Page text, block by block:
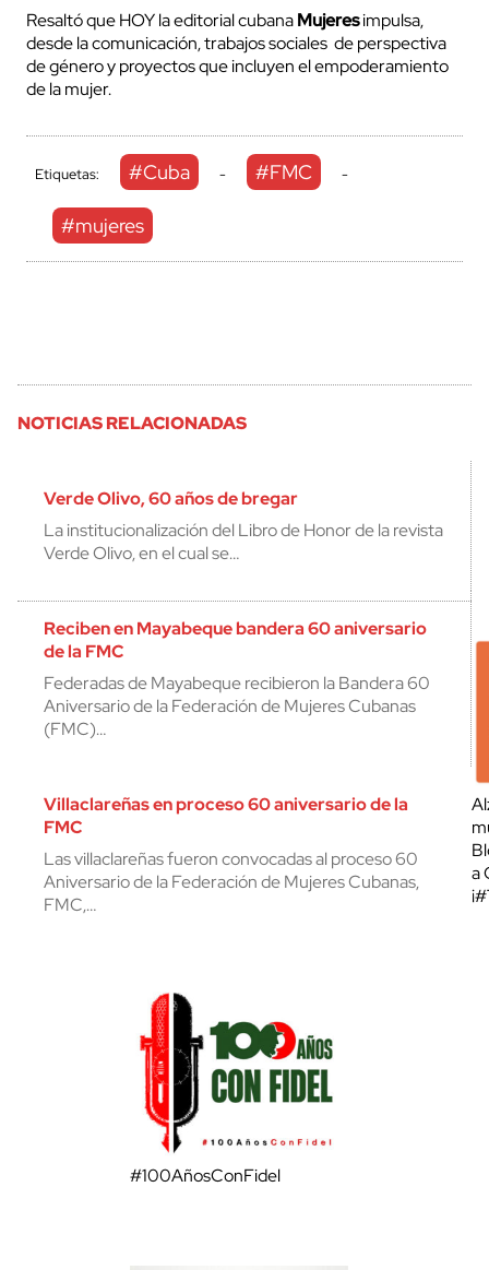
Resaltó que HOY la editorial cubanaMujeresimpulsa,
desde la comunicación, trabajos sociales de perspectiva
de género y proyectos que incluyen el empoderamiento
de la mujer.
Etiquetas: #Cuba - #FMC -
#mujeres
NOTICIAS RELACIONADAS
Verde Olivo, 60 años de bregar
La institucionalización del Libro de Honor de la revista
Verde Olivo, en el cual se…
Reciben en Mayabeque bandera 60 aniversario
de la FMC
Federadas de Mayabeque recibieron la Bandera 60
Aniversario de la Federación de Mujeres Cubanas
(FMC)…
Villaclareñas en proceso 60 aniversario de la
FMC
Las villaclareñas fueron convocadas al proceso 60
Aniversario de la Federación de Mujeres Cubanas,
FMC,…
a
#100AñosConFidel